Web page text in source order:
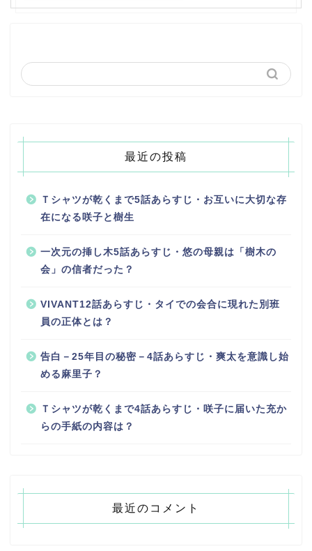
最近の投稿
Ｔシャツが乾くまで5話あらすじ・お互いに大切な存
在になる咲子と樹生
一次元の挿し木5話あらすじ・悠の母親は「樹木の
会」の信者だった？
VIVANT12話あらすじ・タイでの会合に現れた別班
員の正体とは？
告白－25年目の秘密－4話あらすじ・爽太を意識し始
める麻里子？
Ｔシャツが乾くまで4話あらすじ・咲子に届いた充か
らの手紙の内容は？
最近のコメント